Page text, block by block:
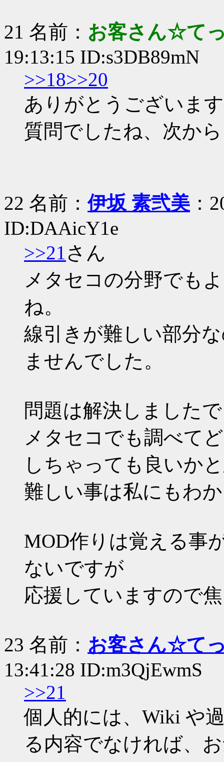
21 名前： お客さん☆て
19:13:15 ID:s3DB89mN
>>18>>20
ありがとうございま
質問でしたね、次か
22 名前：伊坂 素弐美 ：
ID:DAAicY1e
>>21 さん
メタセコの分野でも
ね。
線引きが難しい部分
ませんでした。
問題は解決しました
メタセコでも調べて
しちゃっても良いか
難しい事は私にもわ
MOD作りは覚える事
ないですが
応援していますので
23 名前： お客さん☆て
13:41:28 ID:m3QjEwmS
>>21
個人的には、Wiki や
る内容でなければ、